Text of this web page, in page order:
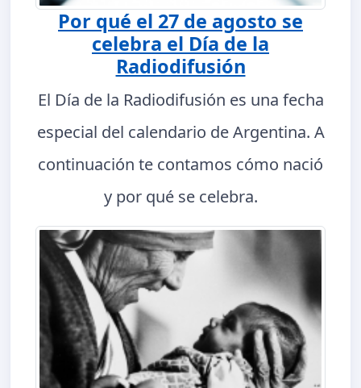
Por qué el 27 de agosto se
celebra el Día de la
Radiodifusión
El Día de la Radiodifusión es una fecha
especial del calendario de Argentina. A
continuación te contamos cómo nació
y por qué se celebra.